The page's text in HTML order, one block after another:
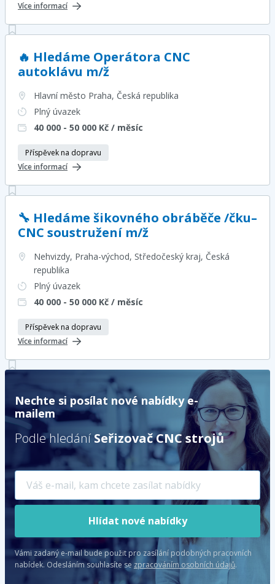
Více informací
🔥 Hledáme Operátora CNC
autoklávu m/ž
Hlavní město Praha, Česká republika
Plný úvazek
40 000 - 50 000 Kč / měsíc
Příspěvek na dopravu
Více informací
🔧 Hledáme šikovného obráběče /čku–
CNC soustružení m/ž
Nehvizdy, Praha-východ, Středočeský kraj, Česká
republika
Plný úvazek
40 000 - 50 000 Kč / měsíc
Příspěvek na dopravu
Více informací
Nechte si posílat nové nabídky e-
mailem
Podle hledání Seřizovač CNC strojů
Hlídat nové nabídky
Vámi zadaný e-mail bude použit pro zasílání podobných pracovních
nabídek. Odesláním souhlasíte se zpracováním osobních údajů.